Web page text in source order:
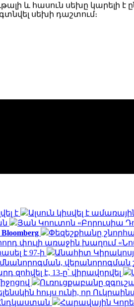
և հասուն սեխը կարելի է
սեխի դաշտում։
է
Ալսուն կիսվել է
Յան Կոուտոն «Բորուսիա
Փեզեշքիանը
փուլի առաջին խաղում
է 97-ի
Անահիտ
զոհվել է, 13-ը՝ վիրավորվել
Ուռուցքաբանը
հույս ունի, որ
Հնդկաստան
Հարավային